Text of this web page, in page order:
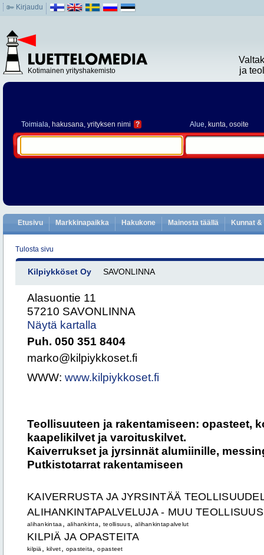
Kirjaudu
Kotimainen yrityshakemisto
ja
Toimiala, hakusana, yrityksen nimi ? Alue, kunta, osoite
Etusivu Markkinapaikka Hakukone Mainosta täällä Kunnat
Tulosta sivu
Kilpiykköset Oy SAVONLINNA
Alasuontie 11
57210 SAVONLINNA
Näytä kartalla
Puh. 050 351 8404
marko@kilpiykkoset.fi
WWW: www.kilpiykkoset.fi
Teollisuuteen ja rakentamiseen: opasteet,
kaapelikilvet ja varoituskilvet.
Kaiverrukset ja jyrsinnät alumiinille,
Putkistotarrat rakentamiseen
KAIVERRUSTA JA JYRSINTÄÄ
ALIHANKINTAPALVELUJA - MUU TEOLLISUUS
alihankintaa alihankinta teollisuus, alihankintapalvelut
KILPIÄ JA OPASTEITA
kilpiä kilvet opasteita ,opasteet